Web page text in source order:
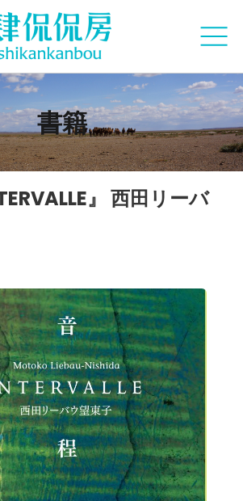
書籍
』 西田リーバ